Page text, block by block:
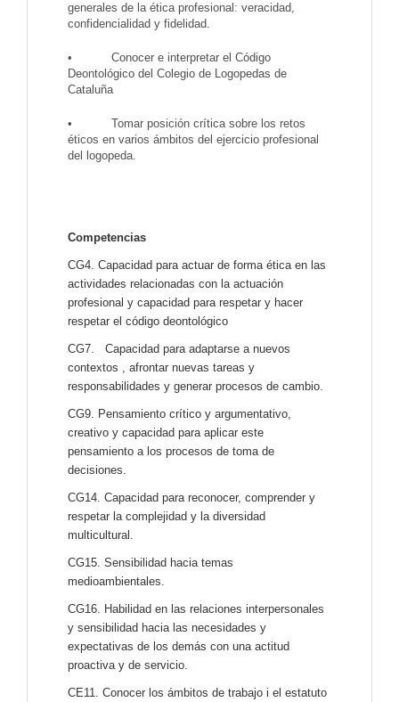
generales de la ética profesional: veracidad,
confidencialidad y fidelidad.
• Conocer e interpretar el Código
Deontológico del Colegio de Logopedas de
Cataluña
• Tomar posición crítica sobre los retos
éticos en varios ámbitos del ejercicio profesional
del logopeda.
Competencias
CG4. Capacidad para actuar de forma ética en las
actividades relacionadas con la actuación
profesional y capacidad para respetar y hacer
respetar el código deontológico
CG7. Capacidad para adaptarse a nuevos
contextos , afrontar nuevas tareas y
responsabilidades y generar procesos de cambio.
CG9. Pensamiento crítico y argumentativo,
creativo y capacidad para aplicar este
pensamiento a los procesos de toma de
decisiones.
CG14. Capacidad para reconocer, comprender y
respetar la complejidad y la diversidad
multicultural.
CG15. Sensibilidad hacia temas
medioambientales.
CG16. Habilidad en las relaciones interpersonales
y sensibilidad hacia las necesidades y
expectativas de los demás con una actitud
proactiva y de servicio.
CE11. Conocer los ámbitos de trabajo i el estatuto